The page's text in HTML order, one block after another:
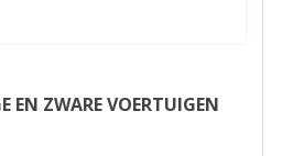
EN ZWARE VOERTUIGEN